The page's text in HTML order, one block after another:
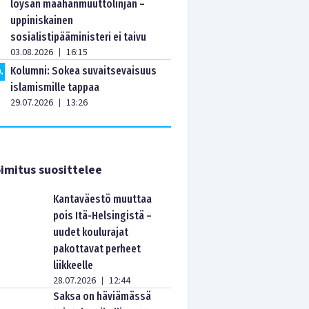
löysän maahanmuuttolinjan –
uppiniskainen
sosialistipääministeri ei taivu
03.08.2026 | 16:15
.
Kolumni: Sokea suvaitsevaisuus
islamismille tappaa
29.07.2026 | 13:26
suosittelee
Kantaväestö muuttaa
pois Itä-Helsingistä –
uudet koulurajat
pakottavat perheet
liikkeelle
28.07.2026 | 12:44
Saksa on häviämässä